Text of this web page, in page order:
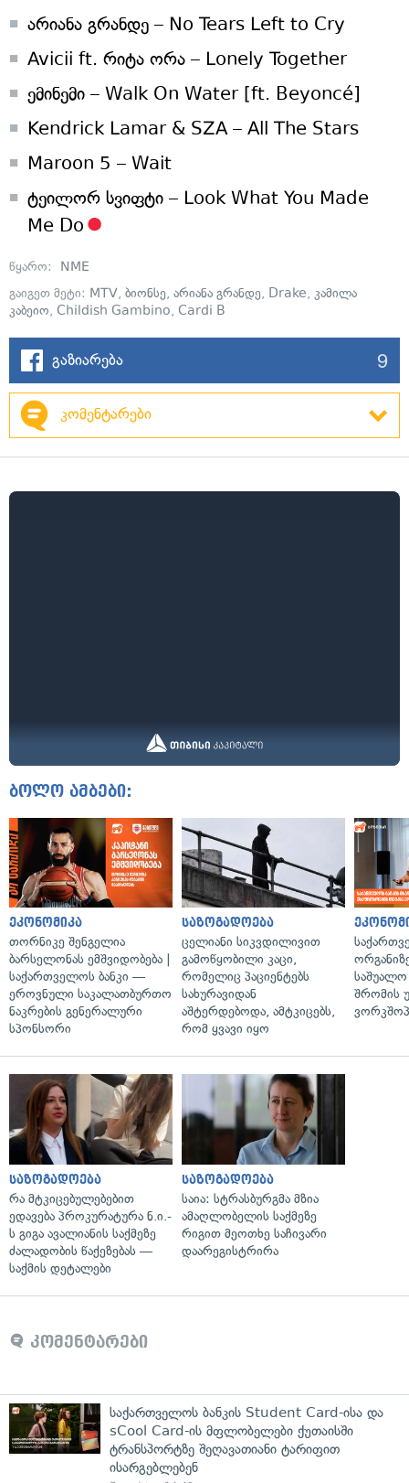
არიანა გრანდე – No Tears Left to Cry
Avicii ft. რიტა ორა – Lonely Together
ემინემი – Walk On Water [ft. Beyoncé]
Kendrick Lamar & SZA – All The Stars
Maroon 5 – Wait
ტეილორ სვიფტი – Look What You Made
Me Do
წყარო: NME
გაიგეთ მეტი: MTV, ბიონსე, არიანა გრანდე, Drake, კამილა
კაბეიო, Childish Gambino, Cardi B
გაზიარება 9
კომენტარები
ბოლო ამბები:
ეკონომიკა
თორნიკე შენგელია
ბარსელონას ემშვიდობება |
საქართველოს ბანკი —
ეროვნული საკალათბურთო
ნაკრების გენერალური
სპონსორი
საზოგადოება
ცელიანი სიკვდილივით
გამოწყობილი კაცი,
რომელიც პაციენტებს
სახურავიდან
აშტერდებოდა, ამტკიცებს,
რომ ყვავი იყო
საშუალო
შრომის
საზოგადოება
რა მტკიცებულებებით
ედავება პროკურატურა ნ.ი.-
ს გიგა ავალიანის საქმეზე
ძალადობის წაქეზებას —
საქმის დეტალები
საზოგადოება
საია: სტრასბურგმა მზია
ამაღლობელის საქმეზე
რიგით მეოთხე საჩივარი
დაარეგისტრირა
კომენტარები
საქართველოს ბანკის Student Card-ისა და
sCool Card-ის მფლობელები ქუთაისში
ტრანსპორტზე შეღავათიანი ტარიფით
ისარგებლებენ